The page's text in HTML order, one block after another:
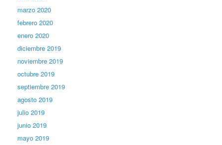
marzo 2020
febrero 2020
enero 2020
diciembre 2019
noviembre 2019
octubre 2019
septiembre 2019
agosto 2019
julio 2019
junio 2019
mayo 2019